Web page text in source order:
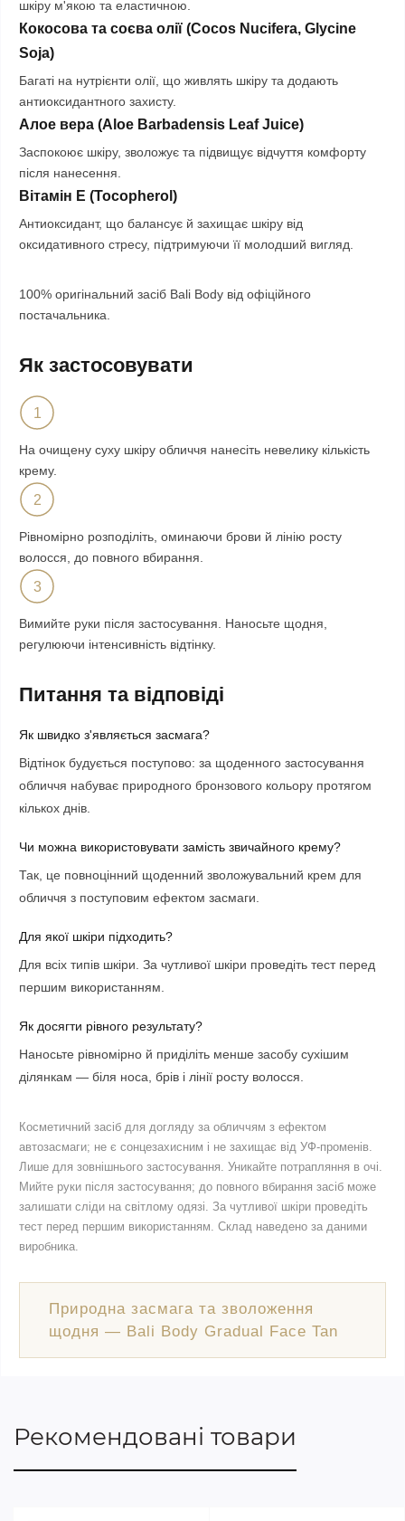
шкіру м'якою та еластичною.
Кокосова та соєва олії (Cocos Nucifera, Glycine
Soja)
Багаті на нутрієнти олії, що живлять шкіру та додають
антиоксидантного захисту.
Алое вера (Aloe Barbadensis Leaf Juice)
Заспокоює шкіру, зволожує та підвищує відчуття комфорту
після нанесення.
Вітамін Е (Tocopherol)
Антиоксидант, що балансує й захищає шкіру від
оксидативного стресу, підтримуючи її молодший вигляд.
100% оригінальний засіб Bali Body від офіційного
постачальника.
Як застосовувати
1
На очищену суху шкіру обличчя нанесіть невелику кількість
крему.
2
Рівномірно розподіліть, оминаючи брови й лінію росту
волосся, до повного вбирання.
3
Вимийте руки після застосування. Наносьте щодня,
регулюючи інтенсивність відтінку.
Питання та відповіді
Як швидко з'являється засмага?
Відтінок будується поступово: за щоденного застосування
обличчя набуває природного бронзового кольору протягом
кількох днів.
Чи можна використовувати замість звичайного крему?
Так, це повноцінний щоденний зволожувальний крем для
обличчя з поступовим ефектом засмаги.
Для якої шкіри підходить?
Для всіх типів шкіри. За чутливої шкіри проведіть тест перед
першим використанням.
Як досягти рівного результату?
Наносьте рівномірно й приділіть менше засобу сухішим
ділянкам — біля носа, брів і лінії росту волосся.
Косметичний засіб для догляду за обличчям з ефектом
автозасмаги; не є сонцезахисним і не захищає від УФ-променів.
Лише для зовнішнього застосування. Уникайте потрапляння в очі.
Мийте руки після застосування; до повного вбирання засіб може
залишати сліди на світлому одязі. За чутливої шкіри проведіть
тест перед першим використанням. Склад наведено за даними
виробника.
Природна засмага та зволоження
щодня — Bali Body Gradual Face Tan
Рекомендовані товари